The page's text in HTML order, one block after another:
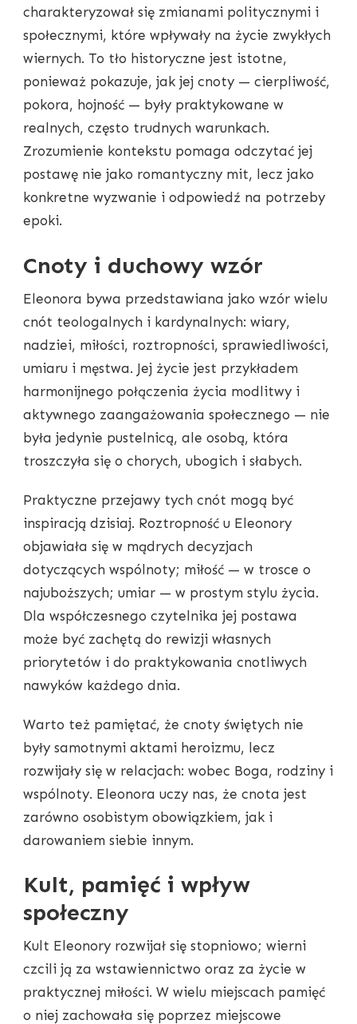
charakteryzował się zmianami politycznymi i
społecznymi, które wpływały na życie zwykłych
wiernych. To tło historyczne jest istotne,
ponieważ pokazuje, jak jej cnoty — cierpliwość,
pokora, hojność — były praktykowane w
realnych, często trudnych warunkach.
Zrozumienie kontekstu pomaga odczytać jej
postawę nie jako romantyczny mit, lecz jako
konkretne wyzwanie i odpowiedź na potrzeby
epoki.
Cnoty i duchowy wzór
Eleonora bywa przedstawiana jako wzór wielu
cnót teologalnych i kardynalnych: wiary,
nadziei, miłości, roztropności, sprawiedliwości,
umiaru i męstwa. Jej życie jest przykładem
harmonijnego połączenia życia modlitwy i
aktywnego zaangażowania społecznego — nie
była jedynie pustelnicą, ale osobą, która
troszczyła się o chorych, ubogich i słabych.
Praktyczne przejawy tych cnót mogą być
inspiracją dzisiaj. Roztropność u Eleonory
objawiała się w mądrych decyzjach
dotyczących wspólnoty; miłość — w trosce o
najuboższych; umiar — w prostym stylu życia.
Dla współczesnego czytelnika jej postawa
może być zachętą do rewizji własnych
priorytetów i do praktykowania cnotliwych
nawyków każdego dnia.
Warto też pamiętać, że cnoty świętych nie
były samotnymi aktami heroizmu, lecz
rozwijały się w relacjach: wobec Boga, rodziny i
wspólnoty. Eleonora uczy nas, że cnota jest
zarówno osobistym obowiązkiem, jak i
darowaniem siebie innym.
Kult, pamięć i wpływ
społeczny
Kult Eleonory rozwijał się stopniowo; wierni
czcili ją za wstawiennictwo oraz za życie w
praktycznej miłości. W wielu miejscach pamięć
o niej zachowała się poprzez miejscowe